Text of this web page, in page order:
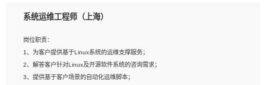
2、熟练使用After Effect、Photo Shop、熟练掌握视频剪辑和特效包装软件；
4、在剪辑上会思考，有一定编导思维；
5、踏实， 勤奋，愿意在工作中不断学习，提高自我；
6、能与同事友好相处。
系统运维工程师（上海）
岗位职责：
1、为客户提供基于Linux系统的运维支撑服务；
2、解答客户针对Linux及开源软件系统的咨询需求；
3、提供基于客户场景的自动化运维脚本；